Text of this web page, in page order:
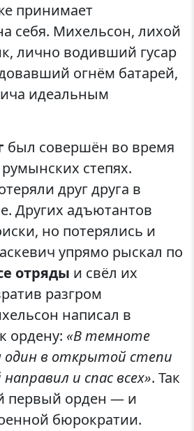
принимает
себя. Михельсон, лихой
лично водивший гусар
огнём батарей,
идеальным
был совершён во время
степях.
друг друга в
Других адъютантов
но потерялись и
упрямо рыскал по
отряды и свёл их
разгром
написал в
ордену: «В темноте
один в открытой степи
и спас всех». Так
первый орден — и
бюрократии.